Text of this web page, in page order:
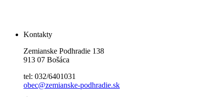
Kontakty
Zemianske Podhradie 138
913 07 Bošáca
tel: 032/6401031
obec@zemianske-podhradie.sk